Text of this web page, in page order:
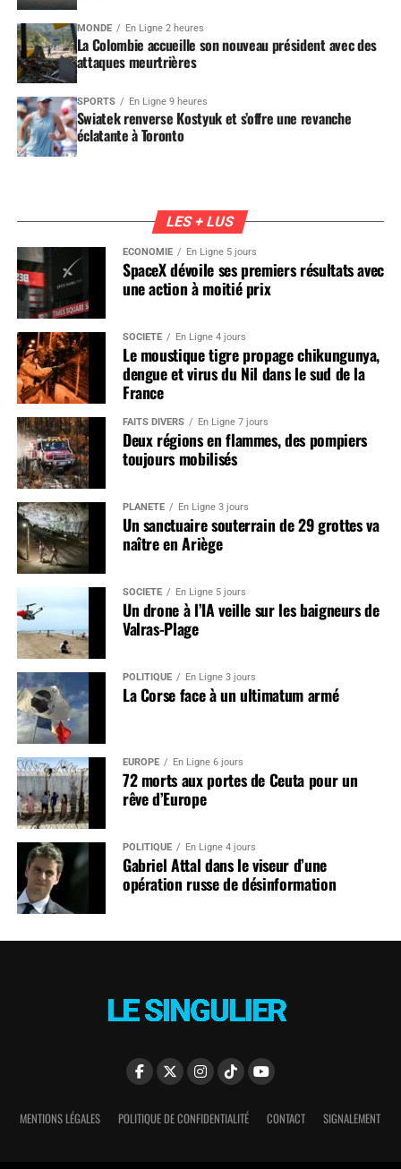
MONDE En Ligne 2 heures
La Colombie accueille son nouveau président avec des
attaques meurtrières
SPORTS En Ligne 9 heures
Swiatek renverse Kostyuk et s’offre une revanche
éclatante à Toronto
LES + LUS
ÉCONOMIE En Ligne 5 jours
SpaceX dévoile ses premiers résultats avec
une action à moitié prix
SOCIÉTÉ En Ligne 4 jours
Le moustique tigre propage chikungunya,
dengue et virus du Nil dans le sud de la
France
FAITS DIVERS En Ligne 7 jours
Deux régions en flammes, des pompiers
toujours mobilisés
PLANÈTE En Ligne 3 jours
Un sanctuaire souterrain de 29 grottes va
naître en Ariège
SOCIÉTÉ En Ligne 5 jours
Un drone à l’IA veille sur les baigneurs de
Valras-Plage
POLITIQUE En Ligne 3 jours
La Corse face à un ultimatum armé
EUROPE En Ligne 6 jours
72 morts aux portes de Ceuta pour un
rêve d’Europe
POLITIQUE En Ligne 4 jours
Gabriel Attal dans le viseur d’une
opération russe de désinformation
MENTIONS LÉGALES POLITIQUE DE CONFIDENTIALITÉ CONTACT SIGNALEMENT